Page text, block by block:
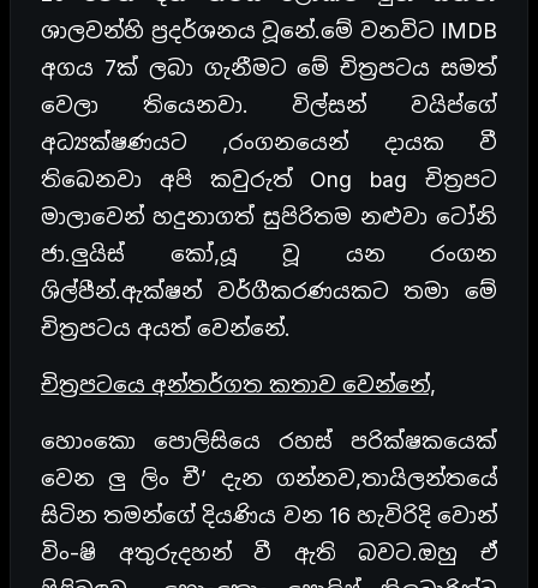
ශාලවන්හි ප්‍රදර්ශනය වූනේ.මේ වනවිට IMDB
අගය 7ක් ලබා ගැනීමට මේ චිත්‍රපටය සමත්
වෙලා තියෙනවා. විල්සන් වයිප්ගේ
අධ්‍යක්ෂණයට ,රංගනයෙන් දායක වී
තිබෙනවා අපි කවුරුත් Ong bag චිත්‍රපට
මාලාවෙන් හදුනාගත් සුපිරිතම නළුවා ටෝනි
ජා.ලුයිස් කෝ,යූ වූ යන රංගන
ශිල්පීන්.ඇක්ෂන් වර්ගීකරණයකට තමා මේ
චිත්‍රපටය අයත් වෙන්නේ.
චිත්‍රපටයෙ අන්තර්ගත කතාව වෙන්නේ,
හොංකො පොලිසියෙ රහස් පරික්ෂකයෙක්
වෙන ලු ලිං චී’ දැන ගන්නව,තායිලන්තයේ
සිටින තමන්ගේ දියණිය වන 16 හැවිරිදි වොන්
විං-ෂි අතුරුදහන් වී ඇති බවට.ඔහු ඒ